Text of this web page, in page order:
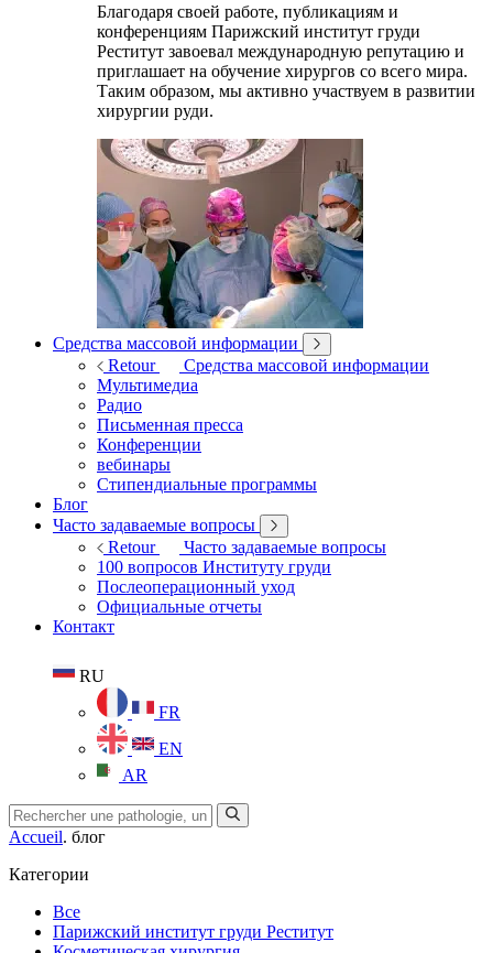
Благодаря своей работе, публикациям и
конференциям Парижский институт груди
Реститут завоевал международную репутацию и
приглашает на обучение хирургов со всего мира.
Таким образом, мы активно участвуем в развитии
хирургии руди.
Средства массовой информации
Retour
Средства массовой информации
Мультимедиа
Радио
Письменная пресса
Конференции
вебинары
Стипендиальные программы
Блог
Часто задаваемые вопросы
Retour
Часто задаваемые вопросы
100 вопросов Институту груди
Послеоперационный уход
Официальные отчеты
Контакт
RU
FR
EN
AR
Accueil. блог
Категории
Все
Парижский институт груди Реститут